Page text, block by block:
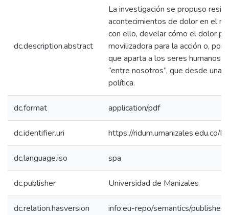
dc.description.abstract
La investigación se propuso
acontecimientos de dolor en el
con ello, develar cómo el dolor
movilizadora para la acción o, por
que aparta a los seres humanos
“entre nosotros”, que desde una
política.
dc.format application/pdf
dc.identifier.uri https://
dc.language.iso spa
dc.publisher Universidad de Manizales
dc.relation.hasversion info:eu-repo/semantics/